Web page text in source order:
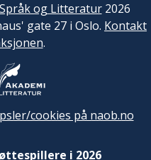
og Litteratur2026
gate 27 i Oslo. Kontakt
.
cookies på naob.no
i 2026